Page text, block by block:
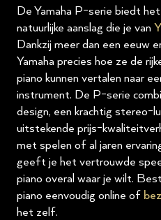
De Yamaha P-serie biedt
natuurlijke aanslag die je van
Dankzij meer dan een eeuw
Yamaha precies hoe ze de
piano kunnen vertalen naar
instrument. De P-serie
design, een krachtig stereo-
uitstekende prijs-
met spelen of al jaren
geeft je het vertrouwde
piano overal waar je wilt.
piano eenvoudig online of
het zelf.